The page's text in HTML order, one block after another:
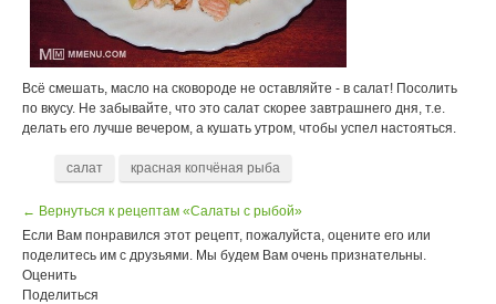
Всё смешать, масло на сковороде не оставляйте - в салат! Посолить
по вкусу. Не забывайте, что это салат скорее завтрашнего дня, т.е.
делать его лучше вечером, а кушать утром, чтобы успел настояться.
салат красная копчёная рыба
← Вернуться к рецептам «Салаты с рыбой»
Если Вам понравился этот рецепт, пожалуйста, оцените его или
поделитесь им с друзьями. Мы будем Вам очень признательны.
Оценить
Поделиться